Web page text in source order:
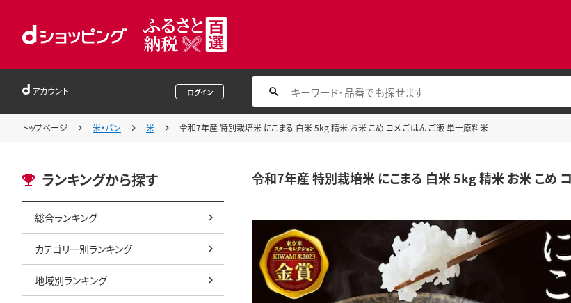
アカウント ログイン
トップページ 米・パン 米 令和7年産 特別栽培米 にこまる 白米 5kg 精米 お米 こめ コメ ごはん ご飯 単一原料米
ランキングから探す
総合ランキング
カテゴリー別ランキング
地域別ランキング
令和7年産 特別栽培米 にこまる 白米 5kg 精米 お米 こめ